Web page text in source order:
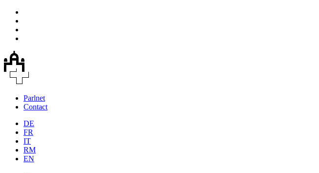
Parlnet
Contact
DE
FR
IT
RM
EN